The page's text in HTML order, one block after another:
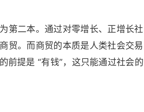
小熊猫，嘴角还带着点血。高年级
叫到，慢慢 ````````` 小伙子你今天
否则我今天准备打到死！sorry
破仑之所以会成功就是他从小养成
产化思维”，“本体间性”。这两段
第二本。通过对零增长、正增长社
贸。而商贸的本质是人类社会交易
前提是 “有钱”，这只能通过社会的